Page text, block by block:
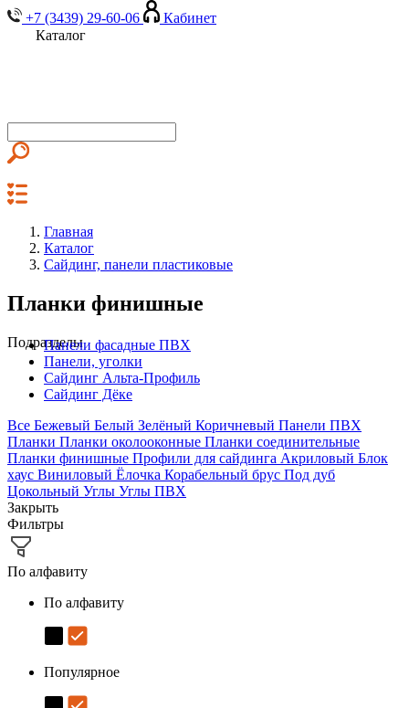
+7 (3439) 29-60-06
Кабинет
Каталог
Главная
Каталог
Сайдинг, панели пластиковые
Планки финишные
ПодразделыПанели фасадные ПВХ
Панели, уголки
Сайдинг Альта-Профиль
Сайдинг Дёке
Все Бежевый Белый Зелёный Коричневый Панели ПВХ
Планки Планки околооконные Планки соединительные
Планки финишные Профили для сайдинга Акриловый Блок
хаус Виниловый Ёлочка Корабельный брус Под дуб
Цокольный Углы Углы ПВХ
Закрыть
Фильтры
По алфавиту
По алфавиту
Популярное